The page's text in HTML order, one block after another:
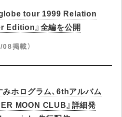
globe tour 1999 Relation
Edition』全編を公開
掲載）
みホログラム、6thアルバム
MOON CLUB』詳細発